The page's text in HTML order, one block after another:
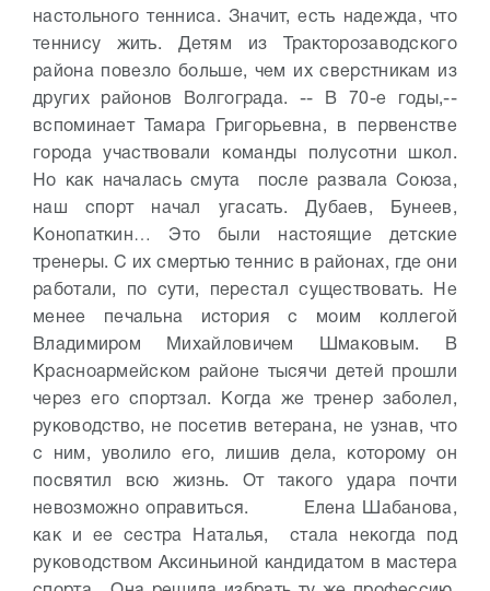
настольного тенниса. Значит, есть надежда, что
теннису жить. Детям из Тракторозаводского
района повезло больше, чем их сверстникам из
других районов Волгограда. -- В 70-е годы,--
вспоминает Тамара Григорьевна, в первенстве
города участвовали команды полусотни школ.
Но как началась смута после развала Союза,
наш спорт начал угасать. Дубаев, Бунеев,
Конопаткин… Это были настоящие детские
тренеры. С их смертью теннис в районах, где они
работали, по сути, перестал существовать. Не
менее печальна история с моим коллегой
Владимиром Михайловичем Шмаковым. В
Красноармейском районе тысячи детей прошли
через его спортзал. Когда же тренер заболел,
руководство, не посетив ветерана, не узнав, что
с ним, уволило его, лишив дела, которому он
посвятил всю жизнь. От такого удара почти
невозможно оправиться.
Елена Шабанова,
как и ее сестра Наталья, стала некогда под
руководством Аксиньиной кандидатом в мастера